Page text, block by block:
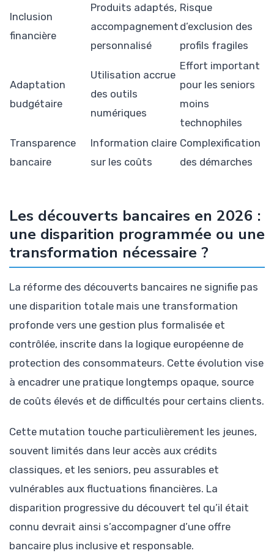
Inclusion
financière
Produits adaptés,
accompagnement
personnalisé
Risque
d’exclusion des
profils fragiles
Adaptation
budgétaire
Utilisation accrue
des outils
numériques
Effort important
pour les seniors
moins
technophiles
Transparence
bancaire
Information claire
sur les coûts
Complexification
des démarches
Les découverts bancaires en 2026 :
une disparition programmée ou une
transformation nécessaire ?
La réforme des découverts bancaires ne signifie pas
une disparition totale mais une transformation
profonde vers une gestion plus formalisée et
contrôlée, inscrite dans la logique européenne de
protection des consommateurs. Cette évolution vise
à encadrer une pratique longtemps opaque, source
de coûts élevés et de difficultés pour certains clients.
Cette mutation touche particulièrement les jeunes,
souvent limités dans leur accès aux crédits
classiques, et les seniors, peu assurables et
vulnérables aux fluctuations financières. La
disparition progressive du découvert tel qu’il était
connu devrait ainsi s’accompagner d’une offre
bancaire plus inclusive et responsable.